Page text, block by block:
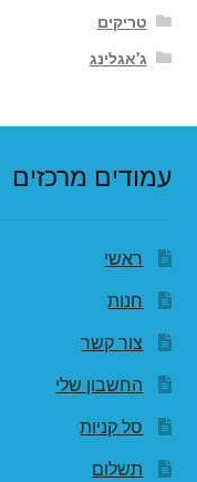
טריקים
ג'אגלינג
עמודים מרכזים
ראשי
חנות
צור קשר
החשבון שלי
סל קניות
תשלום